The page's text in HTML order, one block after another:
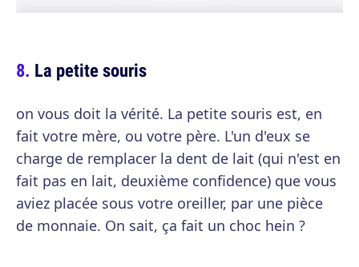
La petite souris
on vous doit la vérité. La petite souris est, en
fait votre mère, ou votre père. L'un d'eux se
charge de remplacer la dent de lait (qui n'est en
fait pas en lait, deuxième confidence) que vous
aviez placée sous votre oreiller, par une pièce
de monnaie. On sait, ça fait un choc hein ?